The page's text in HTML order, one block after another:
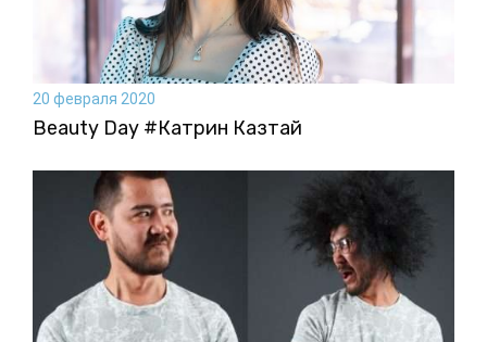
20 февраля 2020
Beauty Day #Катрин Казтай